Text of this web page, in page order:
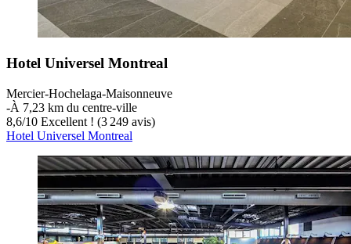
Hotel Universel Montreal
Mercier-Hochelaga-Maisonneuve
‐À 7,23 km du centre-ville
8,6/10 Excellent ! (3 249 avis)
Hotel Universel Montreal